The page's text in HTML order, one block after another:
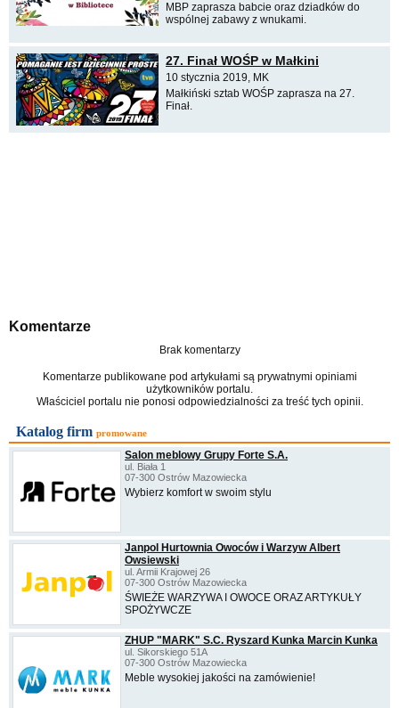
MBP zaprasza babcie oraz dziadków do
wspólnej zabawy z wnukami.
27. Finał WOŚP w Małkini
10 stycznia 2019, MK
Małkiński sztab WOŚP zaprasza na 27.
Finał.
Komentarze
Brak komentarzy
Komentarze publikowane pod artykułami są prywatnymi opiniami
użytkowników portalu.
Właściciel portalu nie ponosi odpowiedzialności za treść tych opinii.
Katalog firm promowane
Salon meblowy Grupy Forte S.A.
ul. Biała 1
07-300 Ostrów Mazowiecka
Wybierz komfort w swoim stylu
Janpol Hurtownia Owoców i Warzyw Albert
Owsiewski
ul. Armii Krajowej 26
07-300 Ostrów Mazowiecka
ŚWIEŻE WARZYWA I OWOCE ORAZ ARTYKUŁY
SPOŻYWCZE
ZHUP "MARK" S.C. Ryszard Kunka Marcin Kunka
ul. Sikorskiego 51A
07-300 Ostrów Mazowiecka
Meble wysokiej jakości na zamówienie!